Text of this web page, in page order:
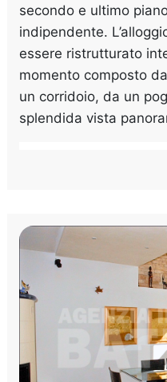
secondo e ultimo
indipendente.
essere ristrutturato
momento composto
un corridoio, da un
splendida vista